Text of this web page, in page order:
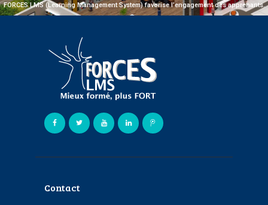
FORCES LMS (Learning Management System) favorise l’engagement des apprenants.
Contact